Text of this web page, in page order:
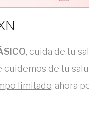
, cuida de tu
cuidemos de tu
limitado, ahora